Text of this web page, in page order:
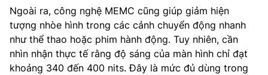
Ngoài ra, công nghệ MEMC cũng giúp giảm hiện
tượng nhòe hình trong các cảnh chuyển động nhanh
như thể thao hoặc phim hành động. Tuy nhiên, cần
nhìn nhận thực tế rằng độ sáng của màn hình chỉ đạt
khoảng 340 đến 400 nits. Đây là mức đủ dùng trong